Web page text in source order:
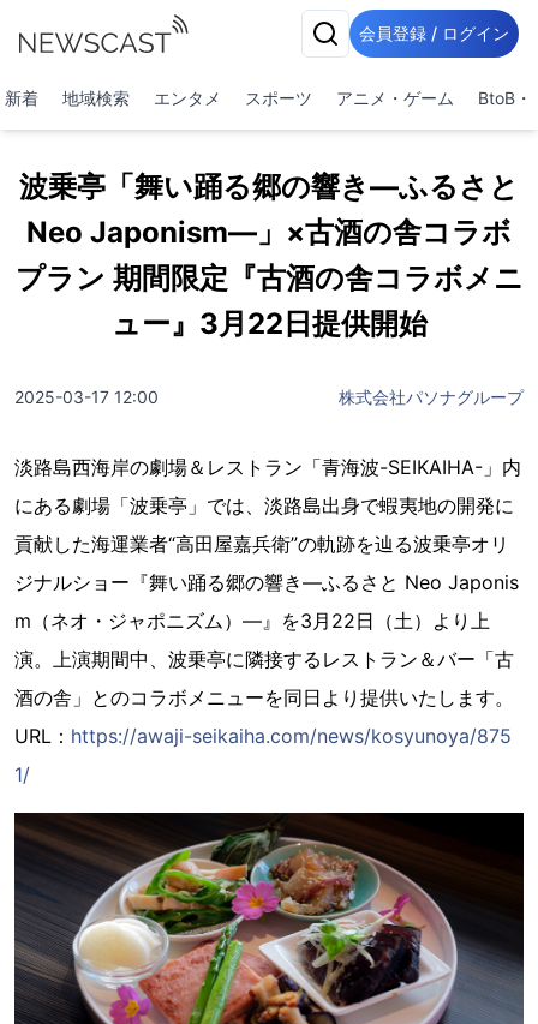
会員登録 / ログイン
新着 地域検索 エンタメ スポーツ アニメ・ゲーム BtoB・
波乗亭「舞い踊る郷の響き―ふるさと
Neo Japonism―」×古酒の舎コラボ
プラン 期間限定『古酒の舎コラボメニ
ュー』3月22日提供開始
2025-03-17 12:00 株式会社パソナグループ
淡路島西海岸の劇場＆レストラン「青海波-SEIKAIHA-」内
にある劇場「波乗亭」では、淡路島出身で蝦夷地の開発に
貢献した海運業者“高田屋嘉兵衛”の軌跡を辿る波乗亭オリ
ジナルショー『舞い踊る郷の響き―ふるさと Neo Japonis
m（ネオ・ジャポニズム）―』を3月22日（土）より上
演。上演期間中、波乗亭に隣接するレストラン＆バー「古
酒の舎」とのコラボメニューを同日より提供いたします。
URL： https://awaji-seikaiha.com/news/kosyunoya/875
1/